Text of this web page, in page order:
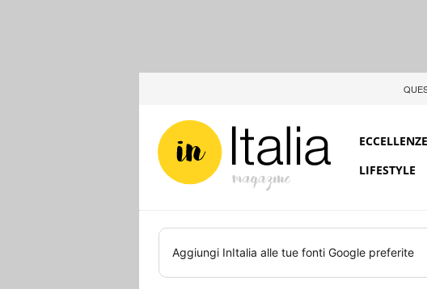
ECCELLENZE
LIFESTYLE
Aggiungi InItalia alle tue fonti Google preferite